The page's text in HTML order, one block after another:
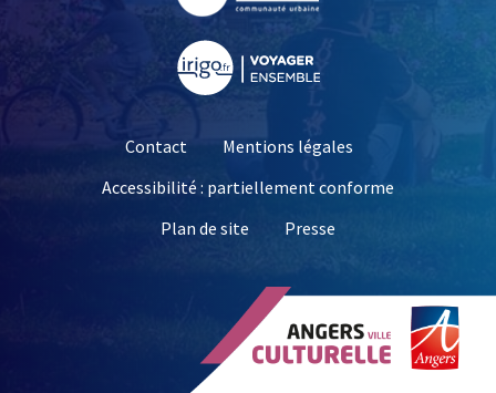
Contact
Mentions légales
Accessibilité : partiellement conforme
Plan de site
Presse